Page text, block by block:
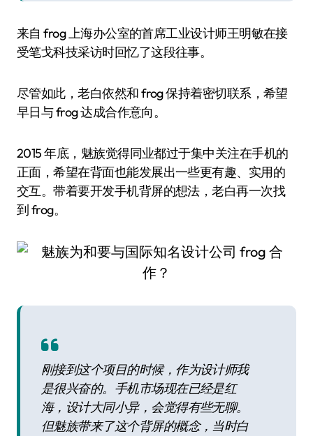
来自 frog 上海办公室的首席工业设计师王明敏在接
受笔戈科技采访时回忆了这段往事。
尽管如此，老白依然和 frog 保持着密切联系，希望
早日与 frog 达成合作意向。
2015 年底，魅族觉得同业都过于集中关注在手机的
正面，希望在背面也能发展出一些更有趣、实用的
交互。带着要开发手机背屏的想法，老白再一次找
到 frog。
刚接到这个项目的时候，作为设计师我
是很兴奋的。手机市场现在已经是红
海，设计大同小异，会觉得有些无聊。
但魅族带来了这个背屏的概念，当时白